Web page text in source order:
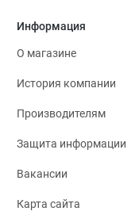
Информация
О магазине
История компании
Производителям
Защита информации
Вакансии
Карта сайта